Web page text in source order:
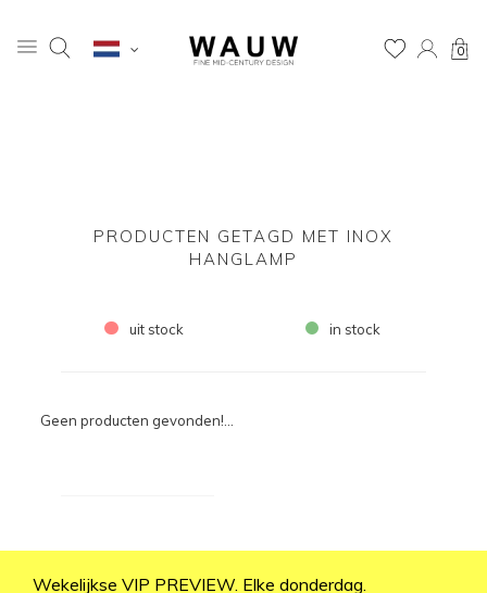
0
PRODUCTEN GETAGD MET INOX
HANGLAMP
uit stock in stock
Geen producten gevonden!...
Wekelijkse VIP PREVIEW. Elke donderdag.